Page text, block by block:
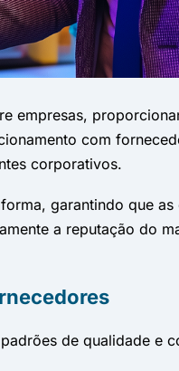
empresas,
com
corporativos.
garantindo que
a reputação do
de qualidade e